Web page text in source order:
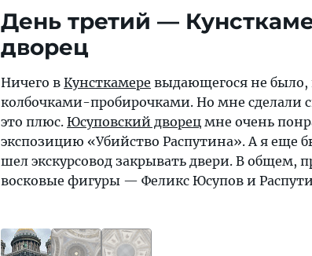
День третий —
дворец
Ничего в Кунсткамере выдающегося не
колбочками-пробирочками. Но мне сделали
это плюс. Юсуповский дворец мне очень
экспозицию «Убийство Распутина». А я еще
шел экскурсовод закрывать двери. В общем,
восковые фигуры — Феликс Юсупов и